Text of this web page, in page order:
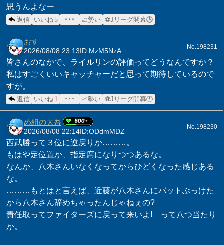
思うんよなー
返信 いいね5 ･･･ 📈勢い ⚽Jリーグ開幕🕒
おす
2026/08/08 23:13 ID:MzM5NzA
No.198231
皆さんのなかで、ライルリンの評価ってどうなんですか？
私はすごくいいキャッチャーだと思って期待しているので
すが。
返信 いいね 1 ･･･ 📈勢い ⚽Jリーグ開幕🕒
め組の大吾
2026/08/08 22:14 ID:ODdmMDZ
No.198230
西武勝って３位に逆戻りか………。
もはや定位置か、指定席になりつつあるな。
なんか、八木さんいなくなってからひどくなった感じある
な。
………もとはと言えば、近藤が八木さんにバットぶっけた
から八木さん辞めちゃったんじゃねぇの?
責任取ってファイターズに戻って来いよ! って八つ当たり
か。